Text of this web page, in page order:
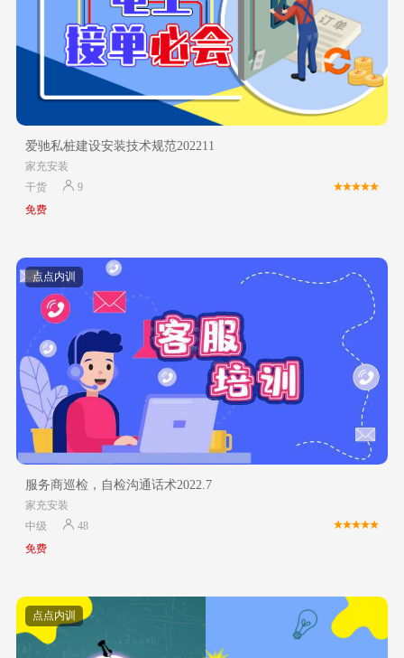
爱驰私桩建设安装技术规范202211
家充安装
干货
9
免费
点点内训
服务商巡检，自检沟通话术2022.7
家充安装
中级
48
免费
点点内训